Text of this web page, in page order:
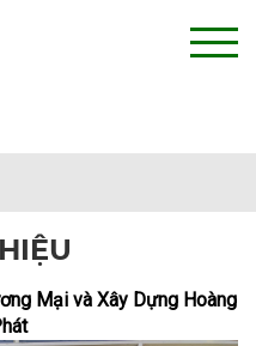
Mại và Xây Dựng Hoàng